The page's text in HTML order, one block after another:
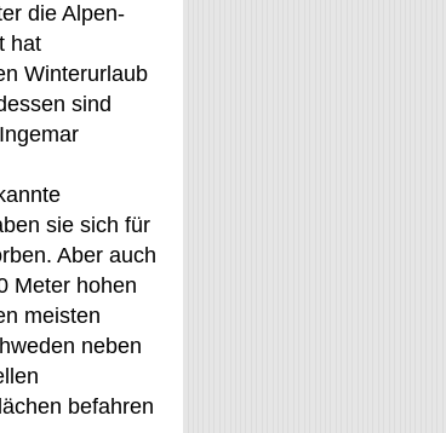
die Alpen-
hat
Winterurlaub
sind
sie sich für
Aber auch
Meter hohen
meisten
neben
befahren